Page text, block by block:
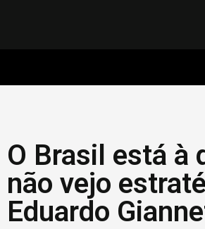
O Brasil está à
não vejo
Eduardo